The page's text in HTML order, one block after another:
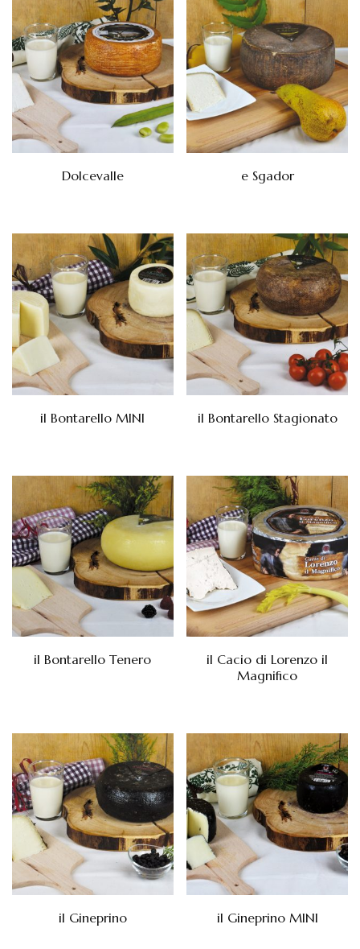
Dolcevalle e Sgador
il Bontarello MINI il Bontarello Stagionato
il Bontarello Tenero
il Cacio di Lorenzo il
Magnifico
il Gineprino il Gineprino MINI